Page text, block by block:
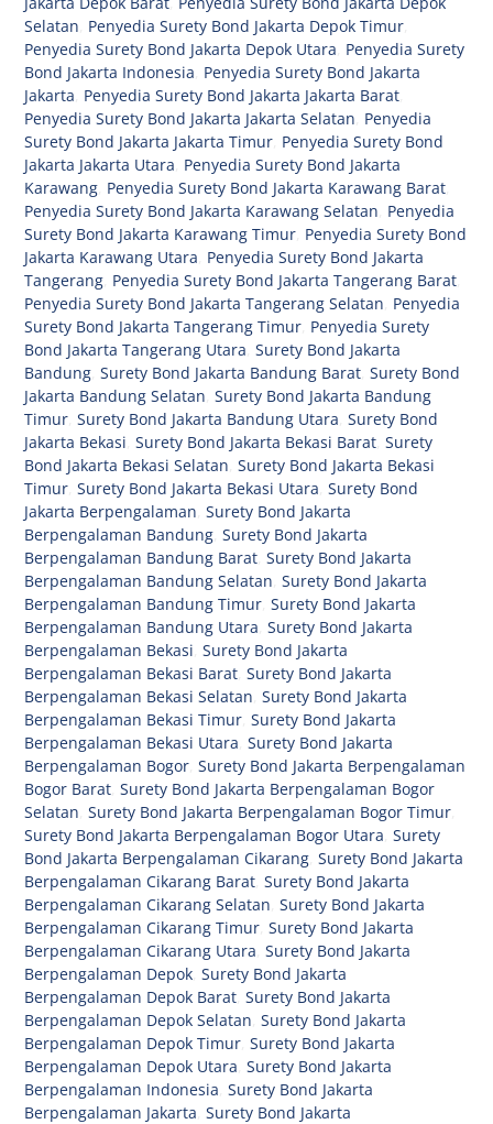
Selatan Penyedia Surety Bond Jakarta Depok Timur
Penyedia Surety Bond Jakarta Depok Utara Penyedia Surety
Bond Jakarta Indonesia Penyedia Surety Bond Jakarta
Jakarta Penyedia Surety Bond Jakarta Jakarta Barat
Penyedia Surety Bond Jakarta Jakarta Selatan Penyedia
Surety Bond Jakarta Jakarta Timur Penyedia Surety Bond
Jakarta Jakarta Utara Penyedia Surety Bond Jakarta
Karawang Penyedia Surety Bond Jakarta Karawang Barat
Penyedia Surety Bond Jakarta Karawang Selatan Penyedia
Surety Bond Jakarta Karawang Timur Penyedia Surety Bond
Jakarta Karawang Utara Penyedia Surety Bond Jakarta
Tangerang Penyedia Surety Bond Jakarta Tangerang Barat
Penyedia Surety Bond Jakarta Tangerang Selatan Penyedia
Surety Bond Jakarta Tangerang Timur Penyedia Surety
Bond Jakarta Tangerang Utara ,Surety Bond Jakarta
Bandung ,Surety Bond Jakarta Bandung Barat ,Surety Bond
Jakarta Bandung Selatan ,Surety Bond Jakarta Bandung
Timur ,Surety Bond Jakarta Bandung Utara ,Surety Bond
Jakarta Bekasi ,Surety Bond Jakarta Bekasi Barat ,Surety
Bond Jakarta Bekasi Selatan ,Surety Bond Jakarta Bekasi
Timur ,Surety Bond Jakarta Bekasi Utara ,Surety Bond
Jakarta Berpengalaman ,Surety Bond Jakarta
Berpengalaman Bandung ,Surety Bond Jakarta
Berpengalaman Bandung Barat ,Surety Bond Jakarta
Berpengalaman Bandung Selatan ,Surety Bond Jakarta
Berpengalaman Bandung Timur ,Surety Bond Jakarta
Berpengalaman Bandung Utara ,Surety Bond Jakarta
Berpengalaman Bekasi ,Surety Bond Jakarta
Berpengalaman Bekasi Barat ,Surety Bond Jakarta
Berpengalaman Bekasi Selatan ,Surety Bond Jakarta
Berpengalaman Bekasi Timur ,Surety Bond Jakarta
Berpengalaman Bekasi Utara ,Surety Bond Jakarta
Berpengalaman Bogor ,Surety Bond Jakarta Berpengalaman
Bogor Barat ,Surety Bond Jakarta Berpengalaman Bogor
Selatan ,Surety Bond Jakarta Berpengalaman Bogor Timur
Surety Bond Jakarta Berpengalaman Bogor Utara ,Surety
Bond Jakarta Berpengalaman Cikarang ,Surety Bond Jakarta
Berpengalaman Cikarang Barat ,Surety Bond Jakarta
Berpengalaman Cikarang Selatan ,Surety Bond Jakarta
Berpengalaman Cikarang Timur ,Surety Bond Jakarta
Berpengalaman Cikarang Utara ,Surety Bond Jakarta
Berpengalaman Depok ,Surety Bond Jakarta
Berpengalaman Depok Barat ,Surety Bond Jakarta
Berpengalaman Depok Selatan ,Surety Bond Jakarta
Berpengalaman Depok Timur ,Surety Bond Jakarta
Berpengalaman Depok Utara ,Surety Bond Jakarta
Berpengalaman Indonesia ,Surety Bond Jakarta
Berpengalaman Jakarta ,Surety Bond Jakarta